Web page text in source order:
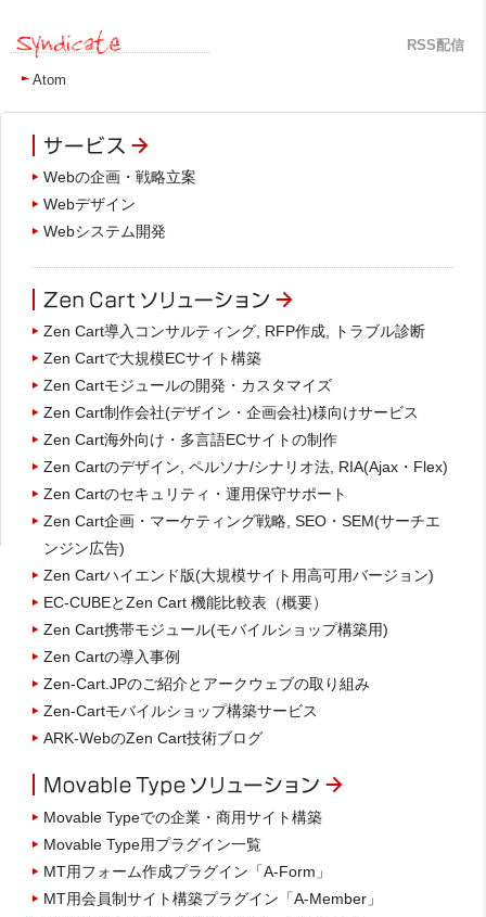
RSS配信
Atom
Webの企画・戦略立案
Webデザイン
Webシステム開発
Zen Cart導入コンサルティング, RFP作成, トラブル診断
Zen Cartで大規模ECサイト構築
Zen Cartモジュールの開発・カスタマイズ
Zen Cart制作会社(デザイン・企画会社)様向けサービス
Zen Cart海外向け・多言語ECサイトの制作
Zen Cartのデザイン, ペルソナ/シナリオ法, RIA(Ajax・Flex)
Zen Cartのセキュリティ・運用保守サポート
Zen Cart企画・マーケティング戦略, SEO・SEM(サーチエ
ンジン広告)
Zen Cartハイエンド版(大規模サイト用高可用バージョン)
EC-CUBEとZen Cart 機能比較表（概要）
Zen Cart携帯モジュール(モバイルショップ構築用)
Zen Cartの導入事例
Zen-Cart.JPのご紹介とアークウェブの取り組み
Zen-Cartモバイルショップ構築サービス
ARK-WebのZen Cart技術ブログ
Movable Typeでの企業・商用サイト構築
Movable Type用プラグイン一覧
MT用フォーム作成プラグイン「A-Form」
MT用会員制サイト構築プラグイン「A-Member」